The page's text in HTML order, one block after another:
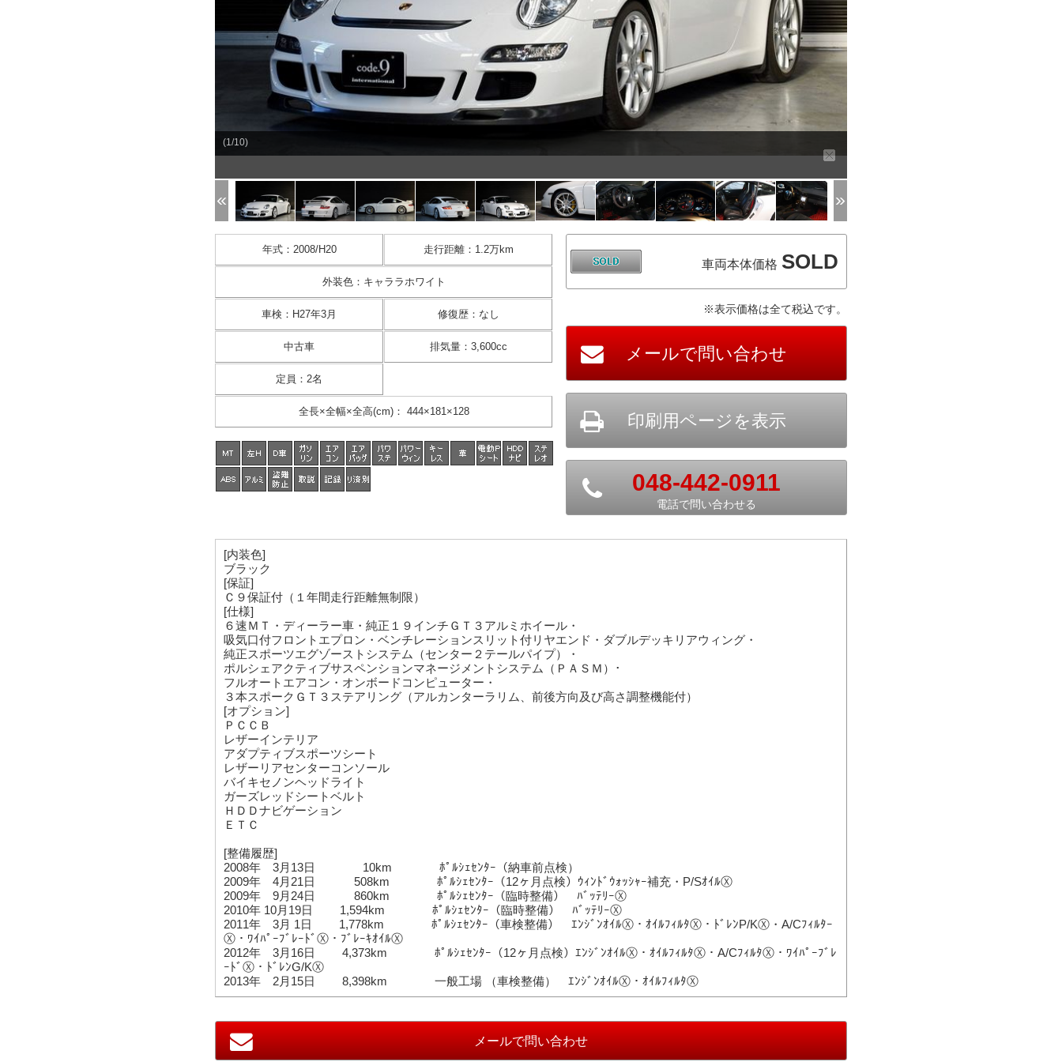
(1/10)
年式： 2008/H20 走行距離： 1.2万km
外装色： キャララホワイト
車検 ： H27年3月 修復歴： なし
中古車 排気量： 3,600cc
定員 ： 2名
全長×全幅×全高(cm)： 444×181×128
車両本体価格 SOLD
※表示価格は全て税込です。
048-442-0911
電話で問い合わせる
[内装色]
ブラック
[保証]
Ｃ９保証付（１年間走行距離無制限）
[仕様]
６速ＭＴ・ディーラー車・純正１９インチＧＴ３アルミホイール・
吸気口付フロントエプロン・ベンチレーションスリット付リヤエンド・ダブルデッキリアウィング・
純正スポーツエグゾーストシステム（センター２テールパイプ）・
ポルシェアクティブサスペンションマネージメントシステム（ＰＡＳＭ）･
フルオートエアコン・オンボードコンピューター・
３本スポークＧＴ３ステアリング（アルカンターラリム、前後方向及び高さ調整機能付）
[オプション]
ＰＣＣＢ
レザーインテリア
アダプティブスポーツシート
レザーリアセンターコンソール
バイキセノンヘッドライト
ガーズレッドシートベルト
ＨＤＤナビゲーション
ＥＴＣ
[整備履歴]
2008年 3月13日 10km ﾎﾟﾙｼｪｾﾝﾀｰ（納車前点検）
2009年 4月21日 508km ﾎﾟﾙｼｪｾﾝﾀｰ（12ヶ月点検）ｳｨﾝﾄﾞｳｫｯｼｬｰ補充・P/SｵｲﾙⓍ
2009年 9月24日 860km ﾎﾟﾙｼｪｾﾝﾀｰ（臨時整備） ﾊﾞｯﾃﾘｰⓍ
2010年 10月19日 1,594km ﾎﾟﾙｼｪｾﾝﾀｰ（臨時整備） ﾊﾞｯﾃﾘｰⓍ
2011年 3月 1日 1,778km ﾎﾟﾙｼｪｾﾝﾀｰ（車検整備） ｴﾝｼﾞﾝｵｲﾙⓍ・ｵｲﾙﾌｨﾙﾀⓍ・ﾄﾞﾚﾝP/KⓍ・A/Cﾌｨﾙﾀｰ
Ⓧ・ﾜｲﾊﾟｰﾌﾞﾚｰﾄﾞⓍ・ﾌﾞﾚｰｷｵｲﾙⓍ
2012年 3月16日 4,373km ﾎﾟﾙｼｪｾﾝﾀｰ（12ヶ月点検）ｴﾝｼﾞﾝｵｲﾙⓍ・ｵｲﾙﾌｨﾙﾀⓍ・A/CﾌｨﾙﾀⓍ・ﾜｲﾊﾟｰﾌﾞﾚ
ｰﾄﾞⓍ・ﾄﾞﾚﾝG/KⓍ
2013年 2月15日 8,398km 一般工場 （車検整備） ｴﾝｼﾞﾝｵｲﾙⓍ・ｵｲﾙﾌｨﾙﾀⓍ